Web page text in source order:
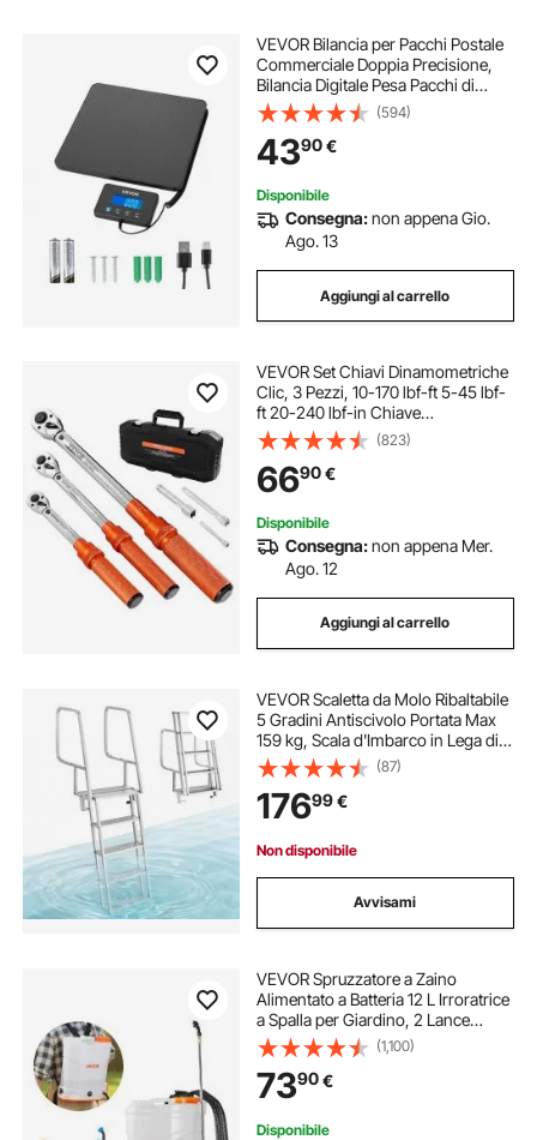
VEVOR Bilancia per Pacchi Postale
Commerciale Doppia Precisione,
Bilancia Digitale Pesa Pacchi di
Spedizione da 200 kg, Adatta per
Pacchi, Affrancature, Bagagli,
Batteria e Cavo di Ricarica
(594)
4390€
Disponibile
Consegna:non appena Gio.
Ago. 13
Aggiungi al carrello
VEVOR Set Chiavi Dinamometriche
Clic, 3 Pezzi, 10-170 lbf-ft 5-45 lbf-
ft 20-240 lbf-in Chiave
Dinamometrica a Scatto,
Bidirezionali e Bilance a Doppia
Portata, 72 Denti, per Riparazione
Biciclette
(823)
6690€
Disponibile
Consegna:non appena Mer.
Ago. 12
Aggiungi al carrello
VEVOR Scaletta da Molo Ribaltabile
5 Gradini Antiscivolo Portata Max
159 kg, Scala d'Imbarco in Lega di
Alluminio ad Alta Resistenza,
Gradini Larghi, Corda di
Sollevamento, per Pontili, Laghi e
Barche
(87)
17699€
Non disponibile
Avvisami
VEVOR Spruzzatore a Zaino
Alimentato a Batteria 12 L Irroratrice
a Spalla per Giardino, 2 Lance
Retrattili e 5 Ugelli, Autonomia di 2
Ore, Spruzzatori Portatili per
Diserbanti, Bianco e Arancione
(1,100)
7390€
Disponibile